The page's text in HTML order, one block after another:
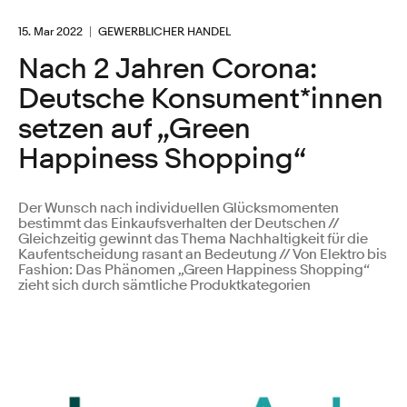
15. Mar 2022 GEWERBLICHER HANDEL
Nach 2 Jahren Corona:
Deutsche Konsument*innen
setzen auf „Green
Happiness Shopping“
Der Wunsch nach individuellen Glücksmomenten
bestimmt das Einkaufsverhalten der Deutschen //
Gleichzeitig gewinnt das Thema Nachhaltigkeit für die
Kaufentscheidung rasant an Bedeutung // Von Elektro bis
Fashion: Das Phänomen „Green Happiness Shopping“
zieht sich durch sämtliche Produktkategorien